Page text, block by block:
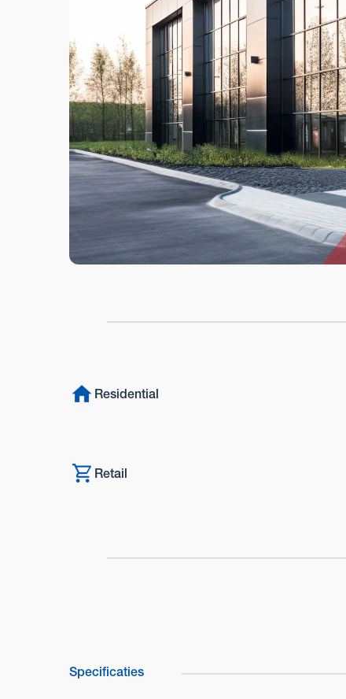
Residential
Retail
Specificaties